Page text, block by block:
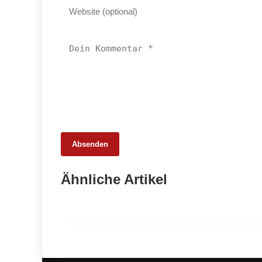
Absenden
Ähnliche Artikel
Weniger Tiere, mehr Schlachtungen: